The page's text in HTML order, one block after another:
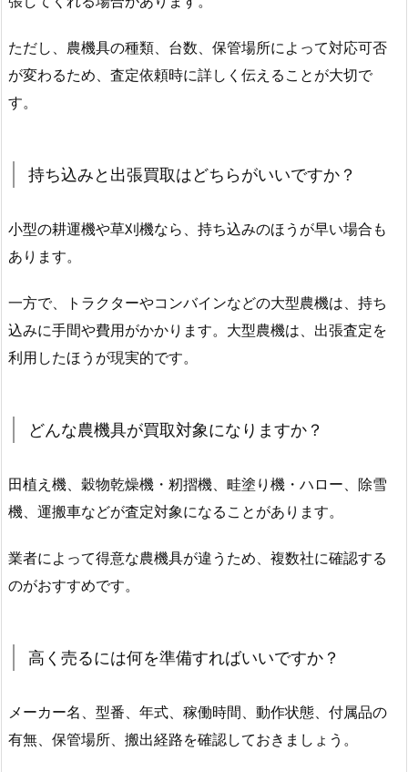
ただし、農機具の種類、台数、保管場所によって対応可否
が変わるため、査定依頼時に詳しく伝えることが大切で
す。
持ち込みと出張買取はどちらがいいですか？
小型の耕運機や草刈機なら、持ち込みのほうが早い場合も
あります。
一方で、トラクターやコンバインなどの大型農機は、持ち
込みに手間や費用がかかります。大型農機は、出張査定を
利用したほうが現実的です。
どんな農機具が買取対象になりますか？
田植え機、穀物乾燥機・籾摺機、畦塗り機・ハロー、除雪
機、運搬車などが査定対象になることがあります。
業者によって得意な農機具が違うため、複数社に確認する
のがおすすめです。
高く売るには何を準備すればいいですか？
メーカー名、型番、年式、稼働時間、動作状態、付属品の
有無、保管場所、搬出経路を確認しておきましょう。